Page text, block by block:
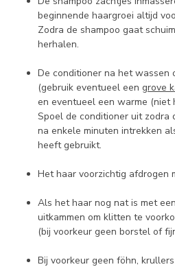
beginnende haargroei altijd
Zodra de shampoo gaat
herhalen.
De conditioner na het wassen
(gebruik eventueel een grove
en eventueel een warme (niet
Spoel de conditioner uit zodra
na enkele minuten intrekken
heeft gebruikt.
Het haar voorzichtig afdrogen
Als het haar nog nat is met
uitkammen om klitten te
(bij voorkeur geen borstel of
Bij voorkeur geen föhn,